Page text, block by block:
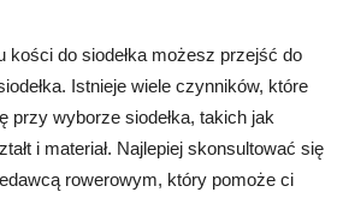
kości do siodełka możesz przejść do
Istnieje wiele czynników, które
przy wyborze siodełka, takich jak
i materiał. Najlepiej skonsultować się
rowerowym, który pomoże ci